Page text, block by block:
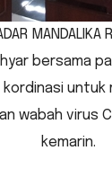
bersama
untuk
wabah virus
kemarin.